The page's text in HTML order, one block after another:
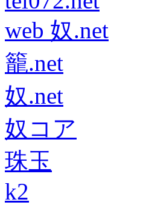
web 奴.net
籠.net
奴.net
奴コア
珠玉
k2